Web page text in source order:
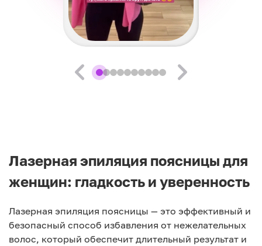
Лазерная эпиляция поясницы для
женщин: гладкость и уверенность
Лазерная эпиляция поясницы — это эффективный и
безопасный способ избавления от нежелательных
волос, который обеспечит длительный результат и